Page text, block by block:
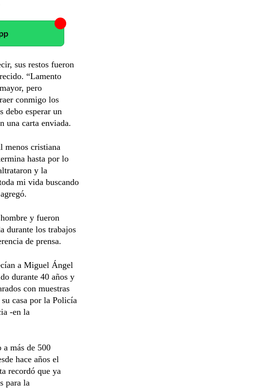
sus restos fueron
“Lamento
pero
conmigo los
debo esperar un
una carta enviada.
menos cristiana
hasta por lo
y la
mi vida buscando
y fueron
durante los trabajos
de prensa.
a Miguel Ángel
durante 40 años y
con muestras
casa por la Policía
-en la
a más de 500
hace años el
recordó que ya
para la